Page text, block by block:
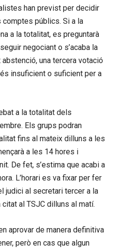
han previst per decidir
públics. Si a la
a la totalitat, es preguntarà
negociant o s’acaba la
una tercera votació
insuficient o suficient per a
a la totalitat dels
Els grups podran
fins al mateix dilluns a les
a les 14 hores i
De fet, s’estima que acabi a
L’horari es va fixar per fer
judici al secretari tercer a la
al TSJC dilluns al matí.
aprovar de manera definitiva
però en cas que algun